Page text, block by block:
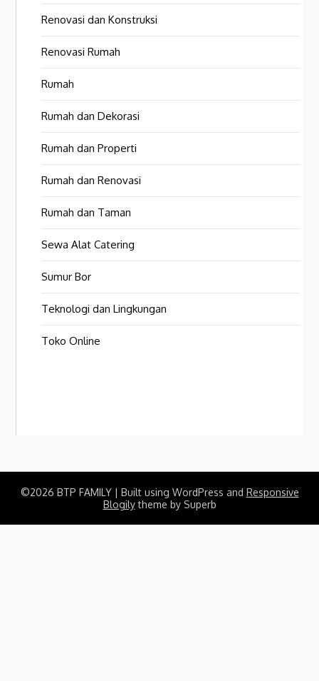
Renovasi dan Konstruksi
Renovasi Rumah
Rumah
Rumah dan Dekorasi
Rumah dan Properti
Rumah dan Renovasi
Rumah dan Taman
Sewa Alat Catering
Sumur Bor
Teknologi dan Lingkungan
Toko Online
©2026 BTP FAMILY | Built using WordPress and Responsive
Blogilytheme by Superb